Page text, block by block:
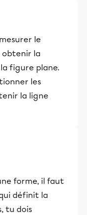
le
obtenir la
figure plane.
les
la ligne
forme, il faut
définit la
tu dois